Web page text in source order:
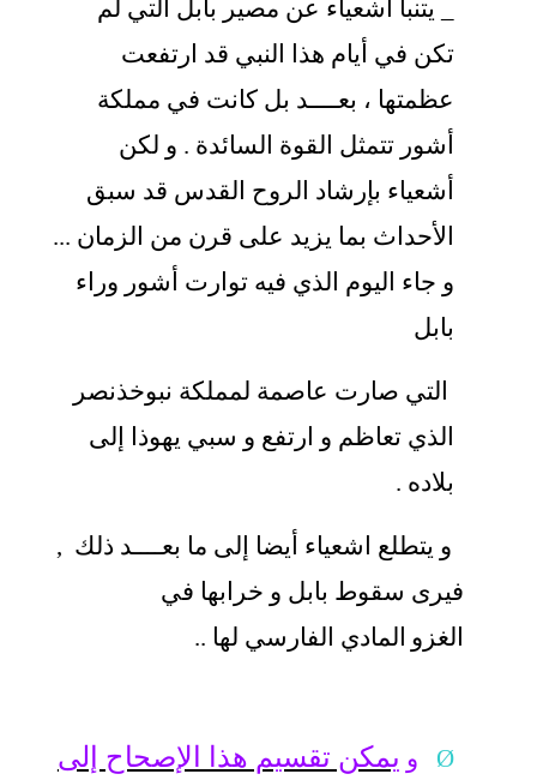
_ يتنبأ اشعياء عن مصير بابل التي لم
تكن في أيام هذا النبي قد ارتفعت
عظمتها ، بعــــد بل كانت في مملكة
أشور تتمثل القوة السائدة . و لكن
أشعياء بإرشاد الروح القدس قد سبق
الأحداث بما يزيد على قرن من الزمان ...
و جاء اليوم الذي فيه توارت أشور وراء
بابل
التي صارت عاصمة لمملكة نبوخذنصر
الذي تعاظم و ارتفع و سبي يهوذا إلى
بلاده .
و يتطلع اشعياء أيضا إلى ما بعــــد ذلك ,
فيرى سقوط بابل و خرابها في
الغزو المادي الفارسي لها ..
Ø و يمكن تقسيم هذا الإصحاح إلى